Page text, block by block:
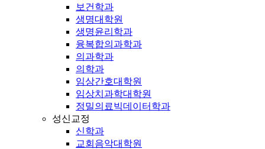
보건학과
생명대학원
생명윤리학과
융복합의과학과
의과학과
의학과
임상간호대학원
임상치과학대학원
정밀의료빅데이터학과
성신교정
신학과
교회음악대학원